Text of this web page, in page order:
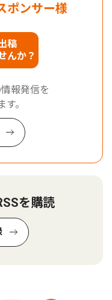
ポンサー様
稿
んか？
報発信を
。
を購読